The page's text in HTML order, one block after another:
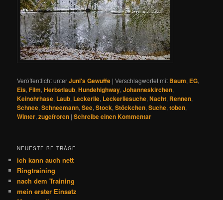
Veröffentlicht unterJuni's Gewuffe |Verschlagwortet mit Baum, EG,
Eis,Film,Herbstlaub,Hundehighway,Johanneskirchen,
Keinohrhase, Laub, Leckerlie, Leckerliesuche,Nacht, Rennen,
Schnee,Schneemann,See,Stock,Stöckchen,Suche,toben,
Winter,zugefroren |Schreibe einen Kommentar
NEUESTE BEITRÄGE
ich kann auch nett
Ringtraining
nach dem Training
mein erster Einsatz